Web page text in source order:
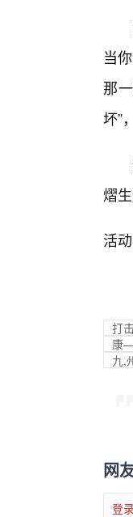
当
那
坏”
熠生
活
打
康
九,
网
登